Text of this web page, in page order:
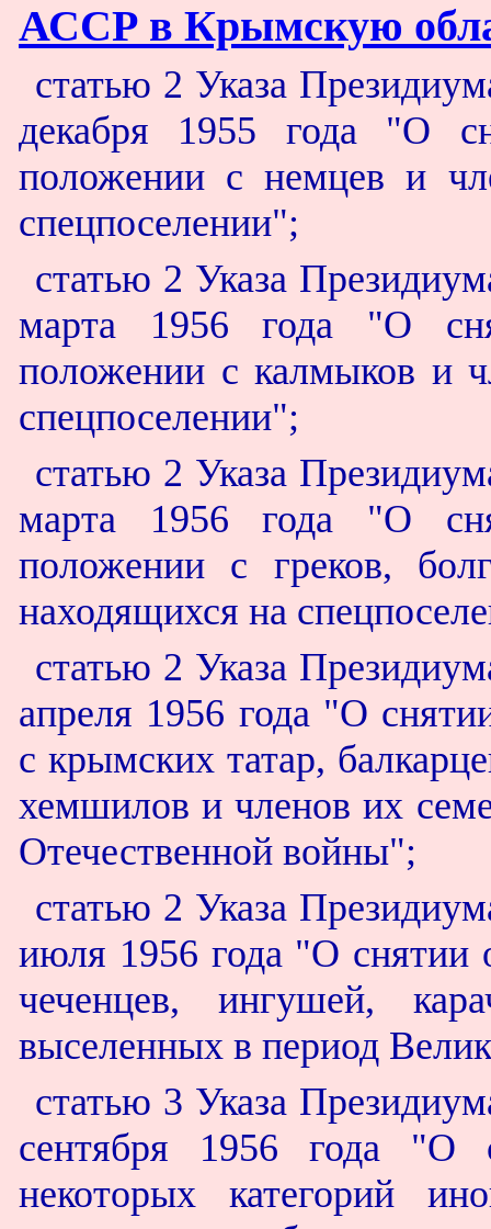
АССР в Крымскую
статью 2 Указа
декабря 1955 года "О
положении с немцев и
спецпоселении";
статью 2 Указа
марта 1956 года "О
положении с калмыков и
спецпоселении";
статью 2 Указа
марта 1956 года "О
положении с греков,
находящихся на
статью 2 Указа
апреля 1956 года "О
с крымских татар,
хемшилов и членов их
Отечественной войны";
статью 2 Указа
июля 1956 года "О снятии
чеченцев, ингушей,
выселенных в период
статью 3 Указа
сентября 1956 года "О
некоторых категорий